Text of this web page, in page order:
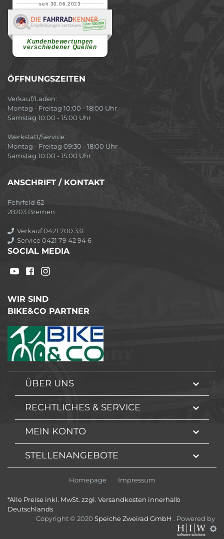
seit 30.06.2023
Kundenbewertungen
verschiedener Quellen
Renate H.
Vielen Dank für ein herzliches
ÖFFNUNGSZEITEN
Verkauf/Laden:
Montag - Freitag 10:00 - 18:00 Uhr
Samstag 10:00 - 15:00 Uhr
Werkstatt/Service:
Montag - Freitag 09:30 - 18:00 Uhr
Samstag 10:00 - 15:00 Uhr
ANSCHRIFT / KONTAKT
Fehrfeld 62
28203 Bremen
Verkauf 0421 700 331
Service 0421 79 42 94 6
SOCIAL MEDIA
WIR SIND
BIKE&CO PARTNER
ÜBER UNS
RECHTLICHES & SERVICE
MEIN KONTO
STELLENANGEBOTE
Homepage Impressum
*Alle Preise inkl. MwSt. zzgl. Versandkosten innerhalb
Deutschlands
Copyright © 2020 Speiche Zweirad GmbH . Powered by